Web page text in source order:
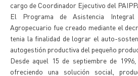
cargo de Coordinador Ejecutivo del
El Programa de Asistencia
Agropecuario fue creado mediante el
tenia la finalidad de lograr el auto-
autogestión productiva del pequeño
Desde aquel 15 de septiembre de
ofreciendo una solución social,